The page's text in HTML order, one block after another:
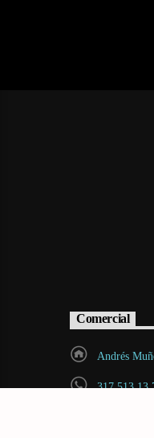
Comercial
Andrés
317 513 13